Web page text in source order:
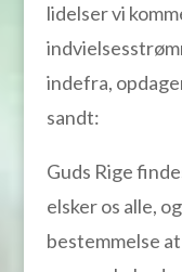
lidelser vi
indefra,
sandt:
Guds Rige
elsker os alle,
bestemmelse